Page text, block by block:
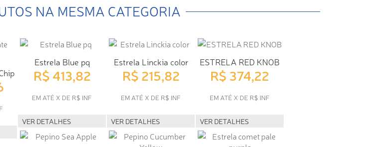
NA MESMA CATEGORIA
Estrela Blue pq
R$ 413,82
EM ATÉ X DE R$ INF
VER DETALHES
Estrela Linckia color
R$ 215,82
EM ATÉ X DE R$ INF
VER DETALHES
ESTRELA RED KNOB
R$ 374,22
EM ATÉ X DE R$ INF
VER DETALHES